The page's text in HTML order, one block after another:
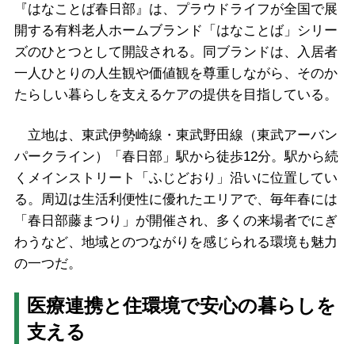
『はなことば春日部』は、プラウドライフが全国で展
開する有料老人ホームブランド「はなことば」シリー
ズのひとつとして開設される。同ブランドは、入居者
一人ひとりの人生観や価値観を尊重しながら、そのか
たらしい暮らしを支えるケアの提供を目指している。
立地は、東武伊勢崎線・東武野田線（東武アーバン
パークライン）「春日部」駅から徒歩12分。駅から続
くメインストリート「ふじどおり」沿いに位置してい
る。周辺は生活利便性に優れたエリアで、毎年春には
「春日部藤まつり」が開催され、多くの来場者でにぎ
わうなど、地域とのつながりを感じられる環境も魅力
の一つだ。
医療連携と住環境で安心の暮らしを
支える